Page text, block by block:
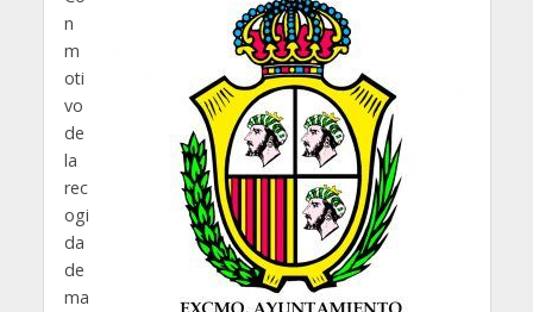
n
m
oti
vo
de
la
rec
ogi
da
de
ma